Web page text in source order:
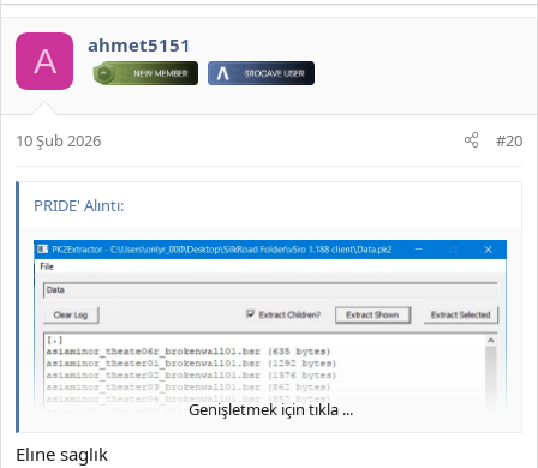
JOYMAX PK2 EXTRACTOR ÇIKARTICI
2026 DOWNLOAD İNDİR:
*** Hidden text: cannot be quoted. ***
A ahmet5151
10 Şub 2026 #20
PRIDE' Alıntı:
Genişletmek için tıkla ...
Elıne saglık